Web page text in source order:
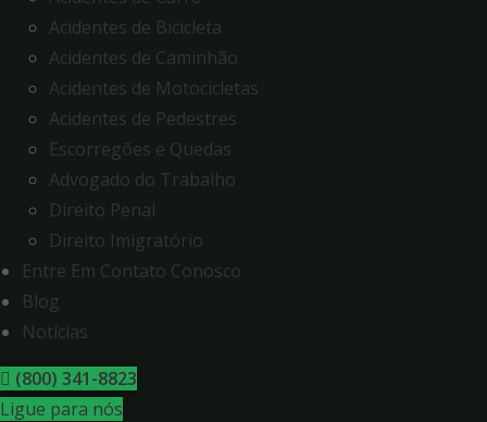
Acidentes de Bicicleta
Acidentes de Caminhão
Acidentes de Motocicletas
Acidentes de Pedestres
Escorregões e Quedas
Advogado do Trabalho
Direito Penal
Direito Imigratório
Entre Em Contato Conosco
Blog
Notícias
(800) 341-8823
Ligue para nós